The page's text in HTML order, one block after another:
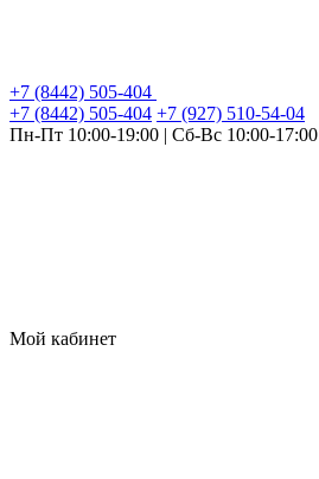
+7 (8442) 505-404
+7 (8442) 505-404 +7 (927) 510-54-04
Пн-Пт 10:00-19:00 | Сб-Вс 10:00-17:00
Мой кабинет